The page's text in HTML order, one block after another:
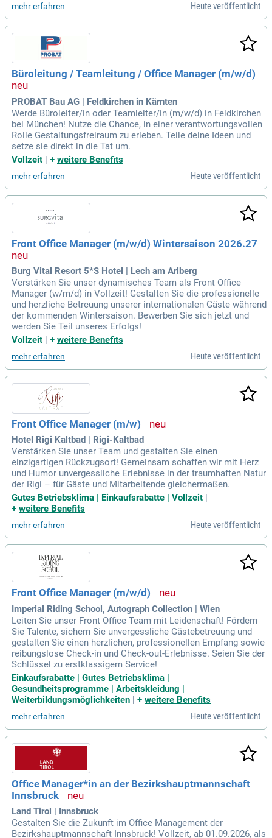
mehr erfahren Heute veröffentlicht
Büroleitung / Teamleitung / Office Manager (m/w/d)
PROBAT Bau AG | Feldkirchen in Kärnten
Werde Büroleiter/in oder Teamleiter/in (m/w/d) in Feldkirchen
bei München! Nutze die Chance, in einer verantwortungsvollen
Rolle Gestaltungsfreiraum zu erleben. Teile deine Ideen und
setze sie direkt in die Tat um.
Vollzeit | + weitere Benefits
mehr erfahren Heute veröffentlicht
Front Office Manager (m/w/d) Wintersaison 2026.27
Burg Vital Resort 5*S Hotel | Lech am Arlberg
Verstärken Sie unser dynamisches Team als Front Office
Manager (w/m/d) in Vollzeit! Gestalten Sie die professionelle
und herzliche Betreuung unserer internationalen Gäste während
der kommenden Wintersaison. Bewerben Sie sich jetzt und
werden Sie Teil unseres Erfolgs!
Vollzeit | + weitere Benefits
mehr erfahren Heute veröffentlicht
Front Office Manager (m/w)
Hotel Rigi Kaltbad | Rigi-Kaltbad
Verstärken Sie unser Team und gestalten Sie einen
einzigartigen Rückzugsort! Gemeinsam schaffen wir mit Herz
und Humor unvergessliche Erlebnisse in der traumhaften Natur
der Rigi – für Gäste und Mitarbeitende gleichermaßen.
Gutes Betriebsklima | Einkaufsrabatte | Vollzeit
+ weitere Benefits
mehr erfahren Heute veröffentlicht
Front Office Manager (m/w/d)
Imperial Riding School, Autograph Collection | Wien
Leiten Sie unser Front Office Team mit Leidenschaft! Fördern
Sie Talente, sichern Sie unvergessliche Gästebetreuung und
gestalten Sie einen herzlichen, professionellen Empfang sowie
reibungslose Check-in und Check-out-Erlebnisse. Seien Sie der
Schlüssel zu erstklassigem Service!
Einkaufsrabatte | Gutes Betriebsklima |
Gesundheitsprogramme | Arbeitskleidung |
Weiterbildungsmöglichkeiten | + weitere Benefits
mehr erfahren Heute veröffentlicht
Office Manager*in an der Bezirkshauptmannschaft
Innsbruck
Land Tirol | Innsbruck
Gestalten Sie die Zukunft im Office Management der
Bezirkshauptmannschaft Innsbruck! Vollzeit, ab 01.09.2026, als